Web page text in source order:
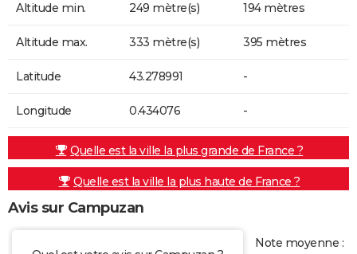
Altitude min. 249 mètre(s) 194 mètres
Altitude max. 333 mètre(s) 395 mètres
Latitude 43.278991 -
Longitude 0.434076 -
Quelle est la ville la plus grande de France ?
Quelle est la ville la plus haute de France ?
Avis sur Campuzan
Note moyenne :